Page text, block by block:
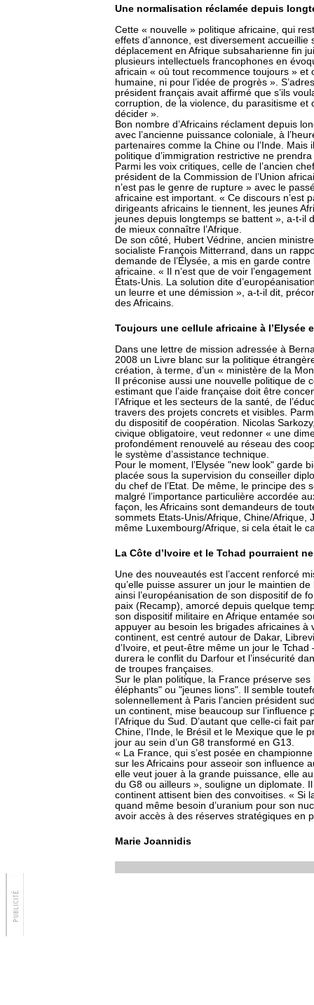
Une normalisation réclamée depuis
Cette « nouvelle » politique africaine, qui
effets d’annonce, est diversement
déplacement en Afrique subsaharienne fin
plusieurs intellectuels francophones en
africain « où tout recommence toujours » et
humaine, ni pour l’idée de progrès ».
président français avait affirmé que s’ils
corruption, de la violence, du parasitisme et
décider ».
Bon nombre d’Africains réclament depuis
avec l’ancienne puissance coloniale, à
partenaires comme la Chine ou l’Inde. Mais
politique d’immigration restrictive ne
Parmi les voix critiques, celle de l’ancien
président de la Commission de l’Union
n’est pas le genre de rupture » avec le
africaine est important. « Ce discours n’est
dirigeants africains le tiennent, les jeunes
jeunes depuis longtemps se battent », a-t-il
de mieux connaître l’Afrique.
De son côté, Hubert Védrine, ancien
socialiste François Mitterrand, dans un
demande de l’Elysée, a mis en garde
africaine. « Il n’est que de voir
États-Unis. La solution dite
un leurre et une démission », a-t-il dit,
des Africains.
Toujours une cellule africaine à l’Elysée
Dans une lettre de mission adressée à
2008 un Livre blanc sur la politique
création, à terme, d’un « ministère de la
Il préconise aussi une nouvelle politique de
estimant que l’aide française doit être
l’Afrique et les secteurs de la santé, de
travers des projets concrets et visibles.
du dispositif de coopération. Nicolas
civique obligatoire, veut redonner « une
profondément renouvelé au réseau des
le système d’assistance technique.
Pour le moment, l’Elysée "new look" garde
placée sous la supervision du conseiller
du chef de l’Etat. De même, le principe des
malgré l’importance particulière accordée
façon, les Africains sont demandeurs de
sommets Etats-Unis/Afrique, Chine/Afrique,
même Luxembourg/Afrique, si cela était le
La Côte d’Ivoire et le Tchad pourraient
Une des nouveautés est l’accent renforcé
qu’elle puisse assurer un jour le maintien
ainsi l’européanisation de son dispositif de
paix (Recamp), amorcé depuis quelque
son dispositif militaire en Afrique entamée
appuyer au besoin les brigades africaines à
continent, est centré autour de Dakar,
d’Ivoire, et peut-être même un jour le
durera le conflit du Darfour et l’insécurité
de troupes françaises.
Sur le plan politique, la France préserve
éléphants" ou "jeunes lions". Il semble
solennellement à Paris l’ancien président
un continent, mise beaucoup sur l’influence
l’Afrique du Sud. D’autant que celle-ci fait
Chine, l’Inde, le Brésil et le Mexique que le
jour au sein d’un G8 transformé en G13.
« La France, qui s’est posée en
sur les Africains pour asseoir son influence
elle veut jouer à la grande puissance, elle
du G8 ou ailleurs », souligne un diplomate.
continent attisent bien des convoitises. « Si
quand même besoin d’uranium pour son
avoir accès à des réserves stratégiques en
Marie Joannidis